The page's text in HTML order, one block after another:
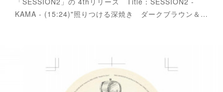
KAMA - (15:24)"照りつける深焼き ダークブラウン＆…